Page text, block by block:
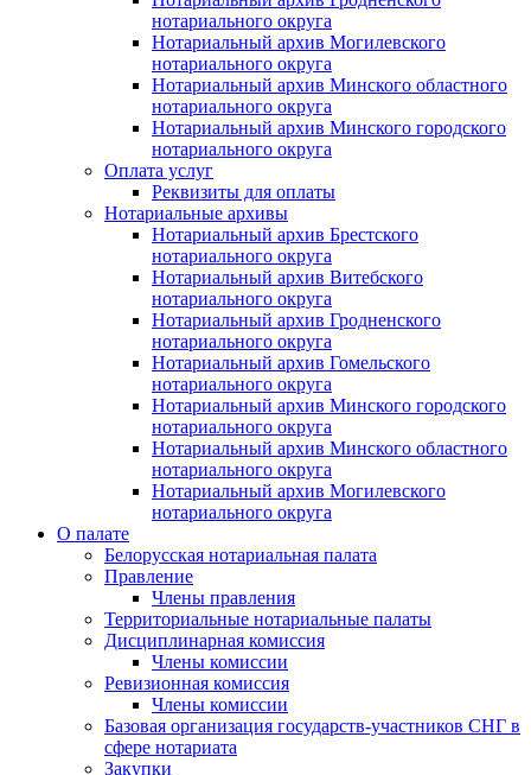
нотариального округа
Нотариальный архив Могилевского
нотариального округа
Нотариальный архив Минского областного
нотариального округа
Нотариальный архив Минского городского
нотариального округа
Оплата услуг
Реквизиты для оплаты
Нотариальные архивы
Нотариальный архив Брестского
нотариального округа
Нотариальный архив Витебского
нотариального округа
Нотариальный архив Гродненского
нотариального округа
Нотариальный архив Гомельского
нотариального округа
Нотариальный архив Минского городского
нотариального округа
Нотариальный архив Минского областного
нотариального округа
Нотариальный архив Могилевского
нотариального округа
О палате
Белорусская нотариальная палата
Правление
Члены правления
Территориальные нотариальные палаты
Дисциплинарная комиссия
Члены комиссии
Ревизионная комиссия
Члены комиссии
Базовая организация государств-участников СНГ в
сфере нотариата
Закупки